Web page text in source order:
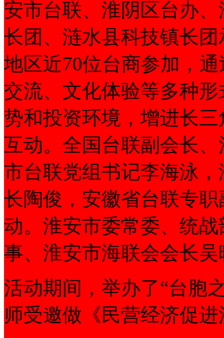
安市台联、淮阴区台办
长团、涟水县科技镇长
地区近70位台商参加，
交流、文化体验等多种
势和投资环境，增进长
互动。全国台联副会长
市台联党组书记李海泳
长陶俊，安徽省台联专
动。淮安市委常委、统
事、淮安市海联会会长
活动期间，举办了“台胞
师受邀做《民营经济促